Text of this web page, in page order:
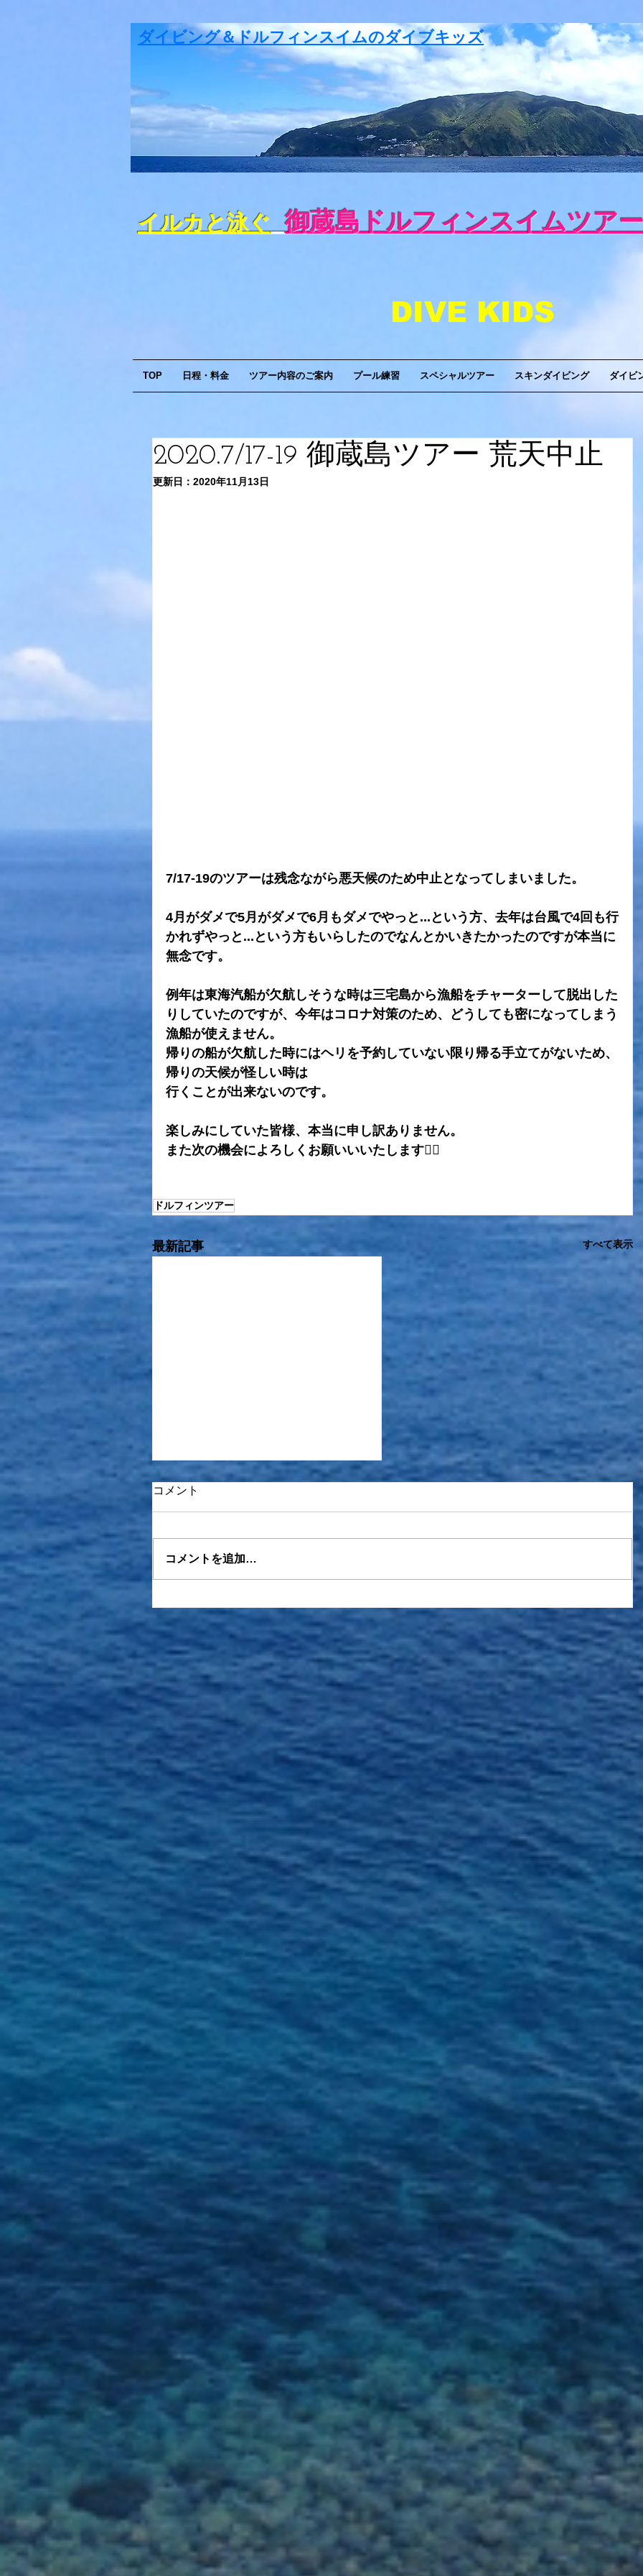
ダイビング＆ドルフィンスイムのダイブキッズ
イルカと泳ぐ 御蔵島ドルフィンスイムツアー
DIVE KIDS
TOP 日程・料金 ツアー内容のご案内 プール練習 スペシャルツアー スキンダイビング ダイビ
2020.7/17-19 御蔵島ツアー 荒天中止
更新日： 2020年11月13日
7/17-19のツアーは残念ながら悪天候のため中止となってしまいました。
4月がダメで5月がダメで6月もダメでやっと...という方、去年は台風で4回も行
かれずやっと...という方もいらしたのでなんとかいきたかったのですが本当に
無念です。
例年は東海汽船が欠航しそうな時は三宅島から漁船をチャーターして脱出した
りしていたのですが、今年はコロナ対策のため、どうしても密になってしまう
漁船が使えません。
帰りの船が欠航した時にはヘリを予約していない限り帰る手立てがないため、
帰りの天候が怪しい時は
行くことが出来ないのです。
楽しみにしていた皆様、本当に申し訳ありません。
また次の機会によろしくお願いいいたします🙇‍♂️
ドルフィンツアー
最新記事 すべて表示
2027.7/17-19ドルフィンツアー三宅
島泊
コメント
コメントを追加…